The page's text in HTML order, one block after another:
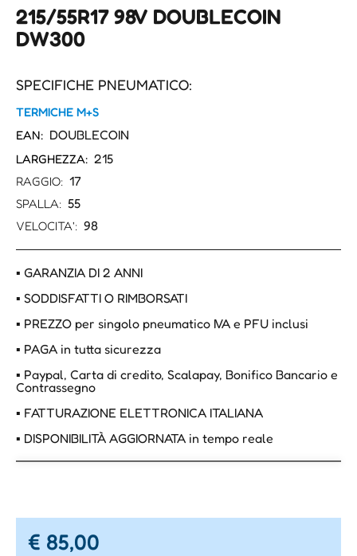
215/55R17 98V DOUBLECOIN
DW300
SPECIFICHE PNEUMATICO:
TERMICHE M+S
EAN: DOUBLECOIN
LARGHEZZA: 215
RAGGIO: 17
SPALLA: 55
VELOCITA': 98
▪ GARANZIA DI 2 ANNI
▪ SODDISFATTI O RIMBORSATI
▪ PREZZO per singolo pneumatico IVA e PFU inclusi
▪ PAGA in tutta sicurezza
▪ Paypal, Carta di credito, Scalapay, Bonifico Bancario e
Contrassegno
▪ FATTURAZIONE ELETTRONICA ITALIANA
▪ DISPONIBILITÀ AGGIORNATA in tempo reale
€ 85,00